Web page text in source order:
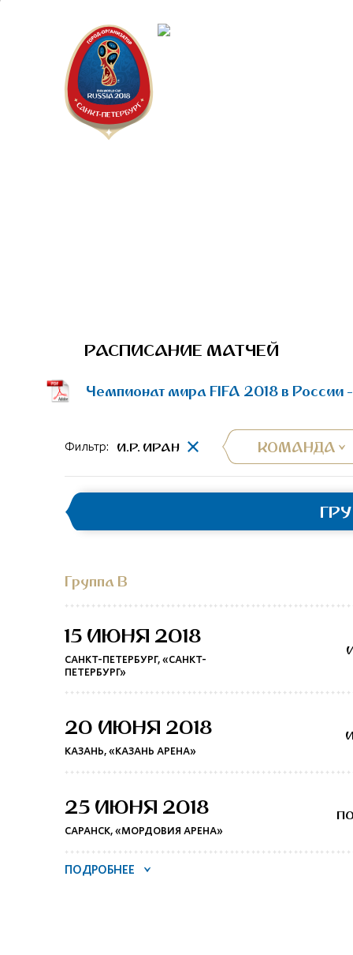
РАСПИСАНИЕ МАТЧЕЙ
Чемпионат мира FIFA 2018 в России
Фильтр: И.Р. ИРАН КОМАНДА
Группа B
15 ИЮНЯ 2018
САНКТ-ПЕТЕРБУРГ, «САНКТ-
ПЕТЕРБУРГ»
20 ИЮНЯ 2018
КАЗАНЬ, «КАЗАНЬ АРЕНА»
25 ИЮНЯ 2018
САРАНСК, «МОРДОВИЯ АРЕНА»
ПОДРОБНЕЕ